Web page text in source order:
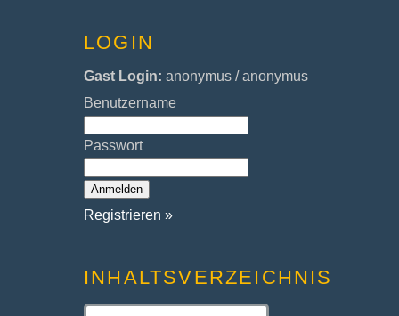
LOGIN
Gast Login: anonymus / anonymus
Benutzername
Passwort
Registrieren »
INHALTSVERZEICHNIS